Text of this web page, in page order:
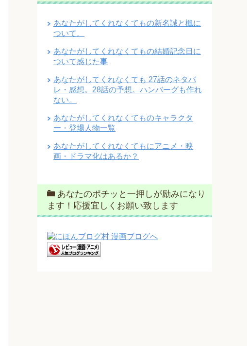
あなたがしてくれなくてもの新名誠と楓に
ついて。
あなたがしてくれなくてもの結婚記念日に
ついて感じた事
あなたがしてくれなくても 27話のネタバ
レ・感想。28話の予想。ハンバーグも作れ
ない。
あなたがしてくれなくてものキャラクタ
ー・登場人物一覧
あなたがしてくれなくてもにアニメ・映
画・ドラマ化はあるか？
あなたのポチッと一押しが励みになり
ます！応援宜しくお願い致します